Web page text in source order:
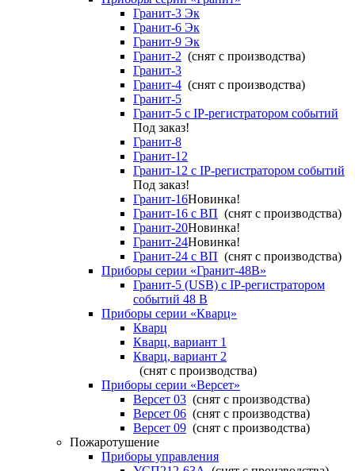
Гранит-3 Эк
Гранит-6 Эк
Гранит-9 Эк
Гранит-2 (снят с производства)
Гранит-3
Гранит-4 (снят с производства)
Гранит-5
Гранит-5 с IP-регистратором событий
Под заказ!
Гранит-8
Гранит-12
Гранит-12 с IP-регистратором событий
Под заказ!
Гранит-16Новинка!
Гранит-16 с ВП (снят с производства)
Гранит-20Новинка!
Гранит-24Новинка!
Гранит-24 с ВП (снят с производства)
Приборы серии «Гранит-48В»
Гранит-5 (USB) c IP-регистратором
событий 48 В
Приборы серии «Кварц»
Кварц
Кварц, вариант 1
Кварц, вариант 2
(снят с производства)
Приборы серии «Версет»
Версет 03 (снят с производства)
Версет 06 (снят с производства)
Версет 09 (снят с производства)
Пожаротушение
Приборы управления